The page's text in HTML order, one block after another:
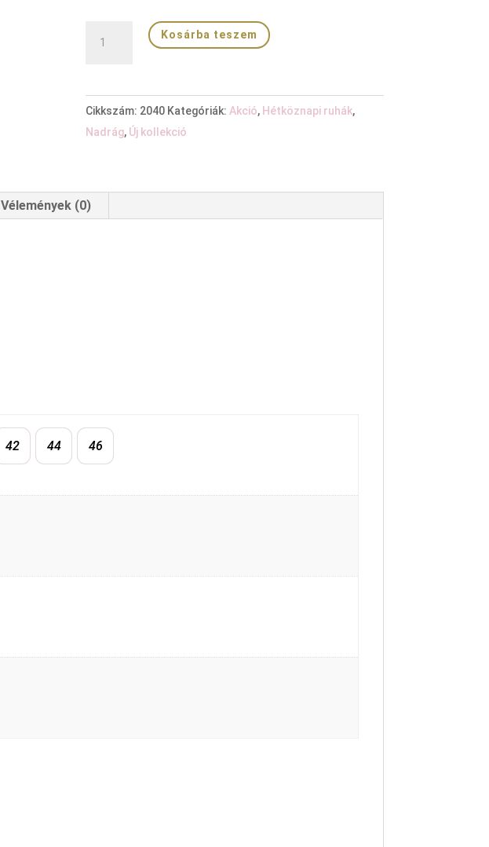
Kosárba teszem
Cikkszám: 2040 Kategóriák: Akció, Hétköznapi ruhák,
Nadrág, Új kollekció
Vélemények (0)
42 44 46